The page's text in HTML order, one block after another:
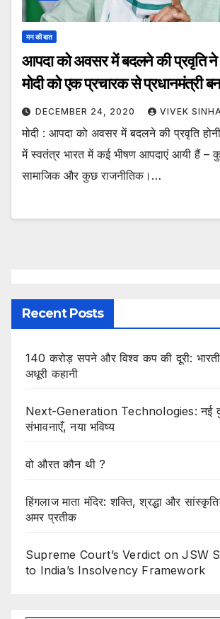
मन की बात
आपदा को अवसर में बदलने की प्रवृति ने
मोदी को एक प्रचारक से प्रधानमंत्री
DECEMBER 24, 2020 VIVEK
मोदी : आपदा को अवसर में बदलने की प्रवृति
में स्वतंत्र भारत में कई भीषण आपदाएं आयी हैं –
सामाजिक और कुछ राजनीतिक।…
Recent Posts
140 करोड़ सपने और विश्व कप की दूरी:
अधूरी कहानी
Next-Generation Technologies: नई
संभावनाएँ, नया भविष्य
वो औरत कौन थी ?
हिंगलाज माता मंदिर: शक्ति, श्रद्धा और
अमर प्रतीक
Supreme Court’s Verdict on JSW
to India’s Insolvency Framework